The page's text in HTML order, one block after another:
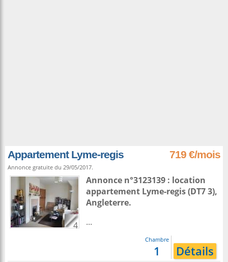
Appartement Lyme-regis 719 €/mois
Annonce gratuite du 29/05/2017.
4
Annonce n°3123139 : location
appartement Lyme-regis(DT7 3),
Angleterre.
...
Chambre
1 Détails